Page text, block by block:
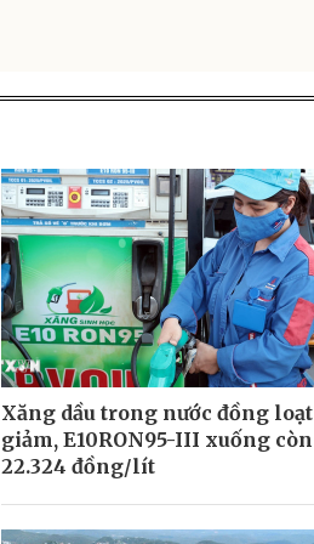
Xăng dầu trong nước đồng loạt
giảm, E10RON95-III xuống còn
22.324 đồng/lít